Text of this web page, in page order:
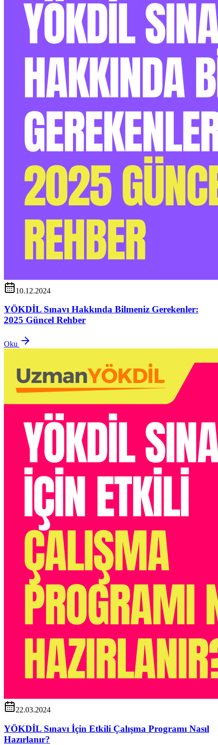
10.12.2024
YÖKDİL Sınavı Hakkında Bilmeniz Gerekenler:
2025 Güncel Rehber
Oku
22.03.2024
YÖKDİL Sınavı İçin Etkili Çalışma Programı Nasıl
Hazırlanır?